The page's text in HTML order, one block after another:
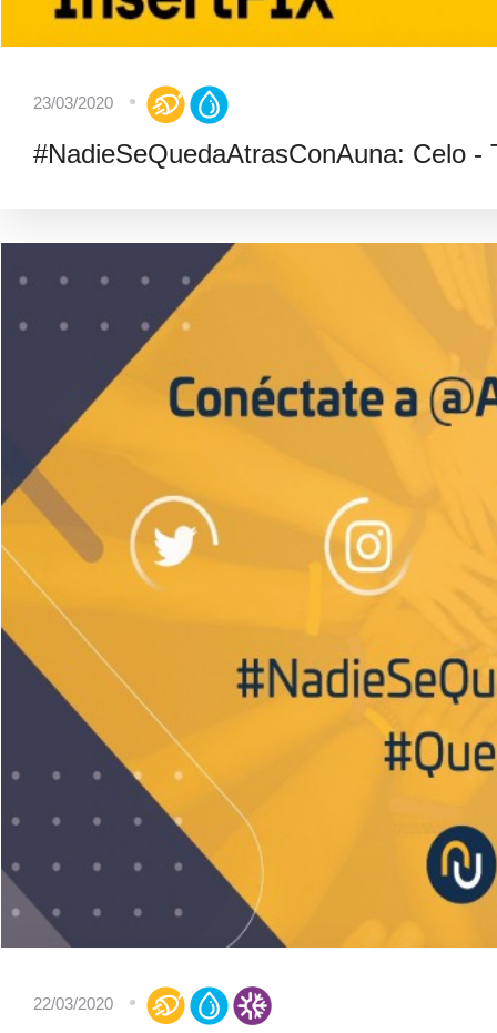
23/03/2020
#NadieSeQuedaAtrasConAuna: Celo -
22/03/2020